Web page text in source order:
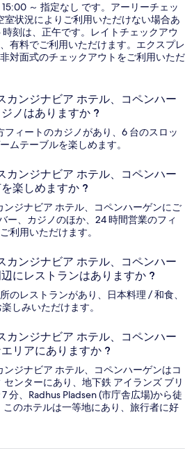
～ 指定なし です。アーリーチェッ
室状況によりご利用いただけない場合あ
刻は、正午です。レイトチェックアウ
有料でご利用いただけます。エクスプレ
対面式のチェックアウトをご利用いただ
カンジナビア ホテル、コペンハー
ノはありますか ?
フィートのカジノがあり、6 台のスロッ
ムテーブルを楽しめます。
カンジナビア ホテル、コペンハー
楽しめますか ?
ンジナビア ホテル、コペンハーゲンにご
ー、カジノのほか、24 時間営業のフィ
利用いただけます。
カンジナビア ホテル、コペンハー
にレストランはありますか ?
のレストランがあり、日本料理 / 和食、
しみいただけます。
カンジナビア ホテル、コペンハー
リアにありますか ?
ンジナビア ホテル、コペンハーゲンはコ
ンターにあり、地下鉄 アイランズ ブリ
分、Radhus Pladsen (市庁舎広場)から徒
このホテルは一等地にあり、旅行者に好